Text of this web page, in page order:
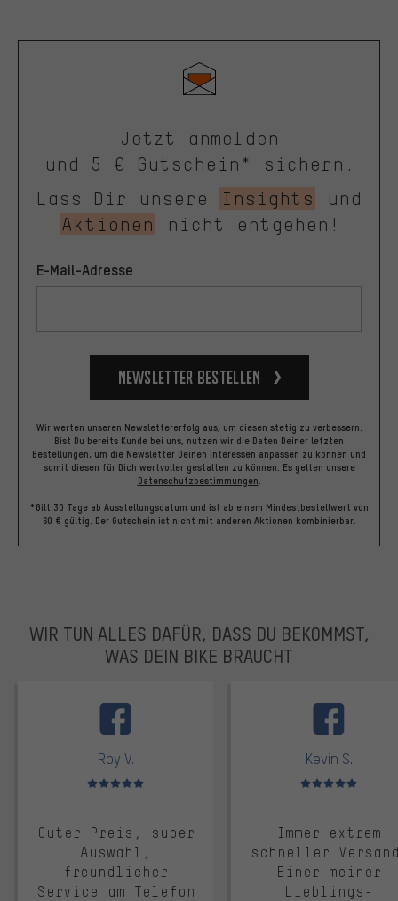
Jetzt anmelden
und 5 € Gutschein* sichern.
Lass Dir unsere
Insights
und
Aktionen
nicht entgehen!
E-Mail-Adresse
Newsletter bestellen
Wir werten unseren Newslettererfolg aus, um diesen stetig zu verbessern.
Bist Du bereits Kunde bei uns, nutzen wir die Daten Deiner letzten
Bestellungen, um die Newsletter Deinen Interessen anpassen zu können und
somit diesen für Dich wertvoller gestalten zu können. Es gelten unsere
Datenschutzbestimmungen.
*Gilt 30 Tage ab Ausstellungsdatum und ist ab einem Mindestbestellwert von
60 € gültig. Der Gutschein ist nicht mit anderen Aktionen kombinierbar.
WIR TUN ALLES DAFÜR, DASS DU BEKOMMST,
WAS DEIN BIKE BRAUCHT
Roy V.
Bewertungen: 5 von 5
Guter Preis, super
Auswahl,
freundlicher
Service am Telefon
Kevin S.
Bewertungen: 5 von 5
Immer extrem
schneller
Einer meiner
Lieblings-